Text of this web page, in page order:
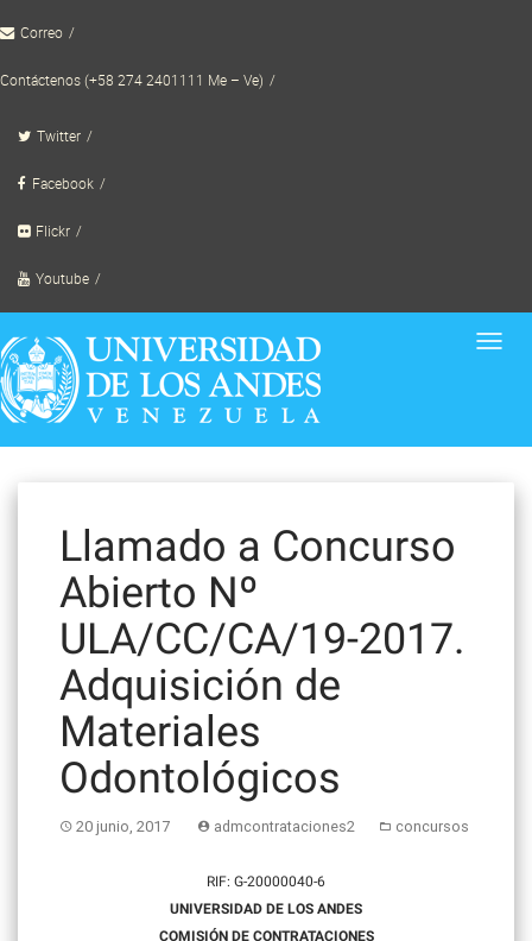
to Correo
Contáctenos (+58 274 2401111 Me – Ve)
Twitter
Facebook
Flickr
Youtube
Llamado a Concurso
Abierto Nº
ULA/CC/CA/19-2017.
Adquisición de
Materiales
Odontológicos
20 junio, 2017 admcontrataciones2 concursos
RIF: G-20000040-6
UNIVERSIDAD DE LOS ANDES
COMISIÓN DE CONTRATACIONES